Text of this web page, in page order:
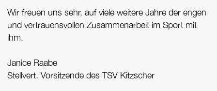
Wir freuen uns sehr, auf viele weitere Jahre der engen
und vertrauensvollen Zusammenarbeit im Sport mit
ihm.
Janice Raabe
Stellvert. Vorsitzende des TSV Kitzscher